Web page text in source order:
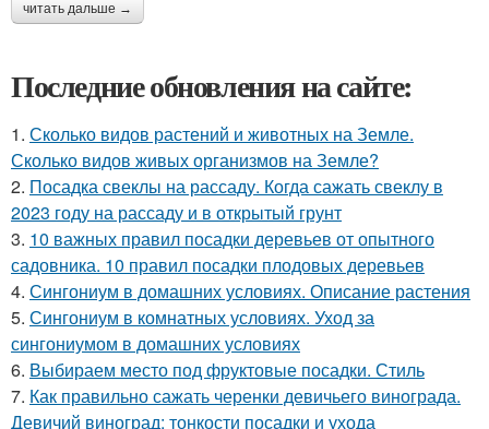
читать дальше →
Последние обновления на сайте:
1. Сколько видов растений и животных на Земле.
Сколько видов живых организмов на Земле?
2. Посадка свеклы на рассаду. Когда сажать свеклу в
2023 году на рассаду и в открытый грунт
3. 10 важных правил посадки деревьев от опытного
садовника. 10 правил посадки плодовых деревьев
4. Сингониум в домашних условиях. Описание растения
5. Сингониум в комнатных условиях. Уход за
сингониумом в домашних условиях
6. Выбираем место под фруктовые посадки. Стиль
7. Как правильно сажать черенки девичьего винограда.
Девичий виноград: тонкости посадки и ухода